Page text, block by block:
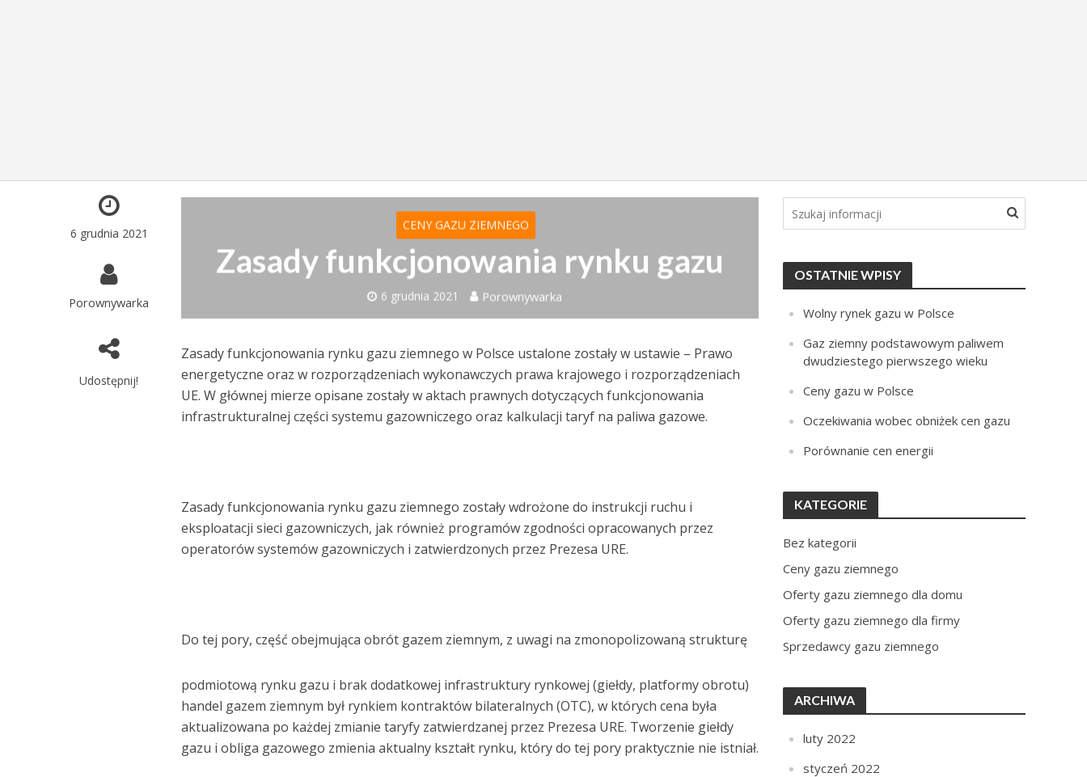
6 grudnia 2021
Porownywarka
Udostępnij!
CENY GAZU ZIEMNEGO
Zasady funkcjonowania rynku gazu
6 grudnia 2021 Porownywarka
Zasady funkcjonowania rynku gazu ziemnego w Polsce ustalone zostały w ustawie – Prawo
energetyczne oraz w rozporządzeniach wykonawczych prawa krajowego i rozporządzeniach
UE. W głównej mierze opisane zostały w aktach prawnych dotyczących funkcjonowania
infrastrukturalnej części systemu gazowniczego oraz kalkulacji taryf na paliwa gazowe.
Zasady funkcjonowania rynku gazu ziemnego zostały wdrożone do instrukcji ruchu i
eksploatacji sieci gazowniczych, jak również programów zgodności opracowanych przez
operatorów systemów gazowniczych i zatwierdzonych przez Prezesa URE.
Do tej pory, część obejmująca obrót gazem ziemnym, z uwagi na zmonopolizowaną strukturę
podmiotową rynku gazu i brak dodatkowej infrastruktury rynkowej (giełdy, platformy obrotu)
handel gazem ziemnym był rynkiem kontraktów bilateralnych (OTC), w których cena była
aktualizowana po każdej zmianie taryfy zatwierdzanej przez Prezesa URE. Tworzenie giełdy
gazu i obliga gazowego zmienia aktualny kształt rynku, który do tej pory praktycznie nie istniał.
OSTATNIE WPISY
Wolny rynek gazu w Polsce
Gaz ziemny podstawowym paliwem
dwudziestego pierwszego wieku
Ceny gazu w Polsce
Oczekiwania wobec obniżek cen gazu
Porównanie cen energii
KATEGORIE
Bez kategorii
Ceny gazu ziemnego
Oferty gazu ziemnego dla domu
Oferty gazu ziemnego dla firmy
Sprzedawcy gazu ziemnego
ARCHIWA
luty 2022
styczeń 2022